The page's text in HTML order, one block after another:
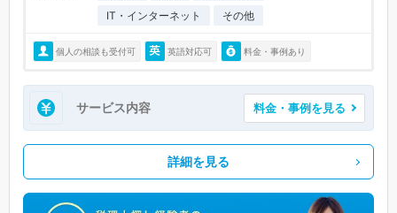
IT・インターネット
その他
個人の相談も受付可 英語対応可 料金・事例あり
サービス内容 料金・事例を見る
詳細を見る